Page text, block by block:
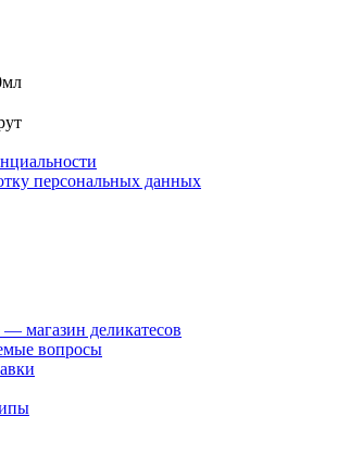
персональных данных
магазин деликатесов
вопросы